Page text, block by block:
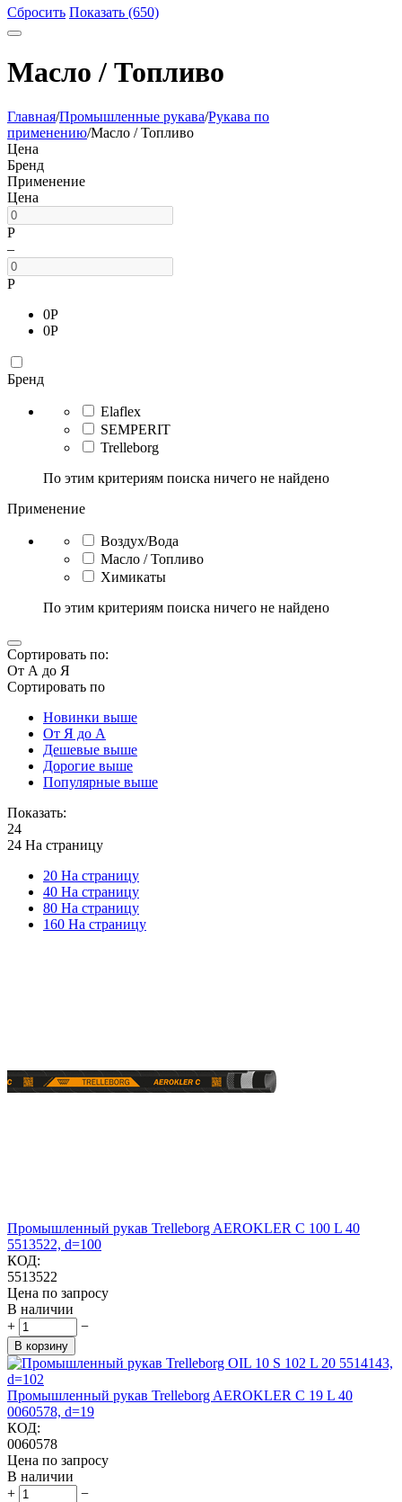
Сбросить Показать (650)
Масло / Топливо
Главная/Промышленные рукава/Рукава по
применению/Масло / Топливо
Цена
Бренд
Применение
Цена
Р
–
Р
0Р
0Р
Бренд
Elaflex
SEMPERIT
Trelleborg
По этим критериям поиска ничего не найдено
Применение
Воздух/Вода
Масло / Топливо
Химикаты
По этим критериям поиска ничего не найдено
Сортировать по:
От А до Я
Сортировать по
Новинки выше
От Я до А
Дешевые выше
Дорогие выше
Популярные выше
Показать:
24
24 На страницу
20 На страницу
40 На страницу
80 На страницу
160 На страницу
Промышленный рукав Trelleborg AEROKLER C 100 L 40
5513522, d=100
КОД:
5513522
Цена по запросу
В наличии
+
−
В корзину
Промышленный рукав Trelleborg AEROKLER C 19 L 40
0060578, d=19
КОД:
0060578
Цена по запросу
В наличии
+
−